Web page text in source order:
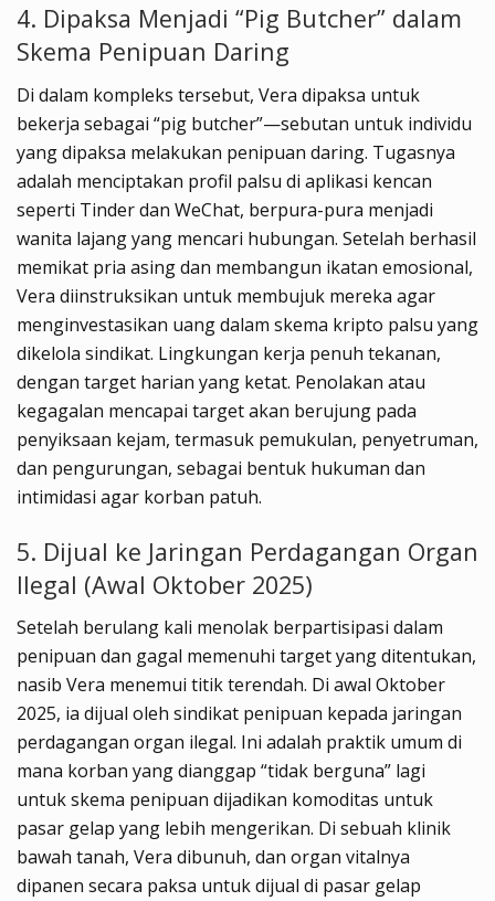
4. Dipaksa Menjadi “Pig Butcher” dalam
Skema Penipuan Daring
Di dalam kompleks tersebut, Vera dipaksa untuk
bekerja sebagai “pig butcher”—sebutan untuk individu
yang dipaksa melakukan penipuan daring. Tugasnya
adalah menciptakan profil palsu di aplikasi kencan
seperti Tinder dan WeChat, berpura-pura menjadi
wanita lajang yang mencari hubungan. Setelah berhasil
memikat pria asing dan membangun ikatan emosional,
Vera diinstruksikan untuk membujuk mereka agar
menginvestasikan uang dalam skema kripto palsu yang
dikelola sindikat. Lingkungan kerja penuh tekanan,
dengan target harian yang ketat. Penolakan atau
kegagalan mencapai target akan berujung pada
penyiksaan kejam, termasuk pemukulan, penyetruman,
dan pengurungan, sebagai bentuk hukuman dan
intimidasi agar korban patuh.
5. Dijual ke Jaringan Perdagangan Organ
Ilegal (Awal Oktober 2025)
Setelah berulang kali menolak berpartisipasi dalam
penipuan dan gagal memenuhi target yang ditentukan,
nasib Vera menemui titik terendah. Di awal Oktober
2025, ia dijual oleh sindikat penipuan kepada jaringan
perdagangan organ ilegal. Ini adalah praktik umum di
mana korban yang dianggap “tidak berguna” lagi
untuk skema penipuan dijadikan komoditas untuk
pasar gelap yang lebih mengerikan. Di sebuah klinik
bawah tanah, Vera dibunuh, dan organ vitalnya
dipanen secara paksa untuk dijual di pasar gelap